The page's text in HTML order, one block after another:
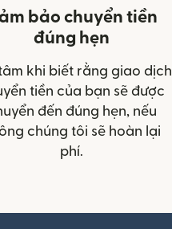
bảo chuyển tiền
đúng hẹn
khi biết rằng giao dịch
tiền của bạn sẽ được
đến đúng hẹn, nếu
chúng tôi sẽ hoàn lại
phí.